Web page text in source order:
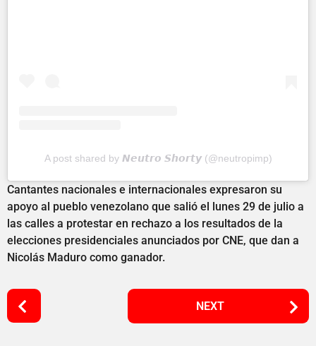
A post shared by 𝙉𝙚𝙪𝙩𝙧𝙤 𝙎𝙝𝙤𝙧𝙩𝙮 (@neutropimp)
Cantantes nacionales e internacionales expresaron su
apoyo al pueblo venezolano que salió el lunes 29 de julio a
las calles a protestar en rechazo a los resultados de la
elecciones presidenciales anunciados por CNE, que dan a
Nicolás Maduro como ganador.
P
o
NEXT